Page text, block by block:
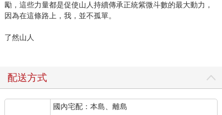
勵，這些力量都是促使山人持續傳承正統紫微斗數的最大動力，
因為在這條路上，我，並不孤單。
了然山人
配送方式
國內宅配：本島、離島